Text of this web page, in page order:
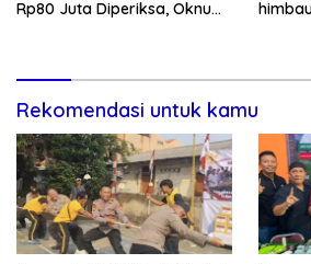
Rp80 Juta Diperiksa, Oknum
Rekomendasi untuk kamu